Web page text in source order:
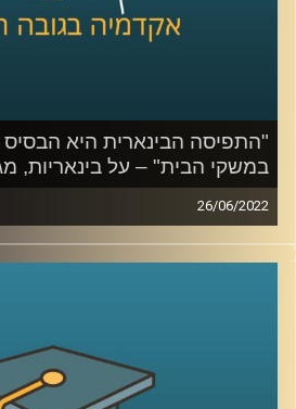
"התפיסה הבינארית היא הבסיס
במשקי הבית" – על בינאריות,
26/06/2022
בשנים האחרונות חודש יוני מצויין
הגאווה" והשיח על מגדר ובפרט על
ויחסים בין קבוצות בבית הספר
רייכמן, לדבר על מגדר, על החשיבות
ההשפעות שלה על כולנו.